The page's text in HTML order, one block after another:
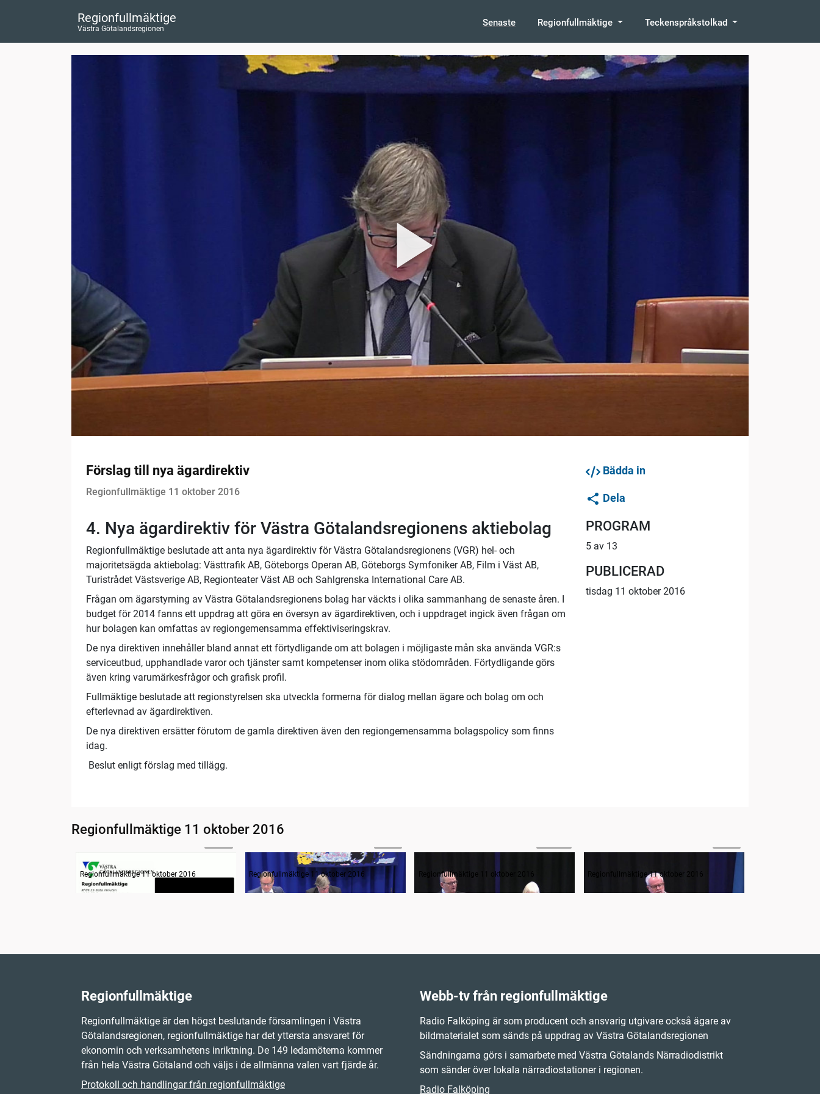
Regionfullmäktige
Västra Götalandsregionen
Senaste Regionfullmäktige Teckenspråkstolkad
Förslag till nya ägardirektiv
Regionfullmäktige 11 oktober 2016
4. Nya ägardirektiv för Västra Götalandsregionens aktiebolag
Regionfullmäktige beslutade att anta nya ägardirektiv för Västra Götalandsregionens (VGR) hel- och
majoritetsägda aktiebolag: Västtrafik AB, Göteborgs Operan AB, Göteborgs Symfoniker AB, Film i Väst AB,
Turistrådet Västsverige AB, Regionteater Väst AB och Sahlgrenska International Care AB.
Frågan om ägarstyrning av Västra Götalandsregionens bolag har väckts i olika sammanhang de senaste åren. I
budget för 2014 fanns ett uppdrag att göra en översyn av ägardirektiven, och i uppdraget ingick även frågan om
hur bolagen kan omfattas av regiongemensamma effektiviseringskrav.
De nya direktiven innehåller bland annat ett förtydligande om att bolagen i möjligaste mån ska använda VGR:s
serviceutbud, upphandlade varor och tjänster samt kompetenser inom olika stödområden. Förtydligande görs
även kring varumärkesfrågor och grafisk profil.
Fullmäktige beslutade att regionstyrelsen ska utveckla formerna för dialog mellan ägare och bolag om och
efterlevnad av ägardirektiven.
De nya direktiven ersätter förutom de gamla direktiven även den regiongemensamma bolagspolicy som finns
idag.
Beslut enligt förslag med tillägg.
Bädda in
Dela
PROGRAM
5 av 13
PUBLICERAD
tisdag 11 oktober 2016
Regionfullmäktige 11 oktober 2016
Information om dagens ärenden
Regionfullmäktige 11 oktober 2016
Inledande formalia
Regionfullmäktige 11 oktober 2016 Regionfullmäktige 11 oktober 2016
Interpellation om Västra stambanan
Regionfullmäktige 11 oktober 2016
Regionfullmäktige
Regionfullmäktige är den högst beslutande församlingen i Västra
Götalandsregionen, regionfullmäktige har det yttersta ansvaret för
ekonomin och verksamhetens inriktning. De 149 ledamöterna kommer
från hela Västra Götaland och väljs i de allmänna valen vart fjärde år.
Protokoll och handlingar från regionfullmäktige
Webb-tv från regionfullmäktige
Radio Falköping är som producent och ansvarig utgivare också ägare av
bildmaterialet som sänds på uppdrag av Västra Götalandsregionen
Sändningarna görs i samarbete med Västra Götalands Närradiodistrikt
som sänder över lokala närradiostationer i regionen.
Radio Falköping